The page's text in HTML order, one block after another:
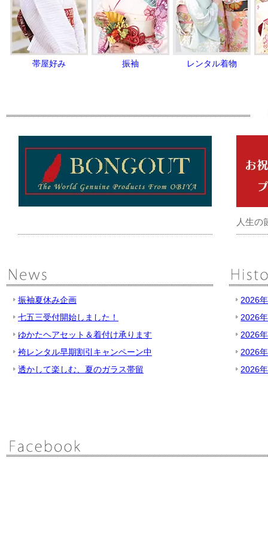
帯屋好み 振袖 レンタル着物
人生の
振袖夏休み企画
七五三受付開始しました！
ゆかたヘアセット＆着付け承ります
袴レンタル早期割引キャンペーン中
透かして楽しむ、夏のガラス帯留
2026
2026
2026
2026
2026